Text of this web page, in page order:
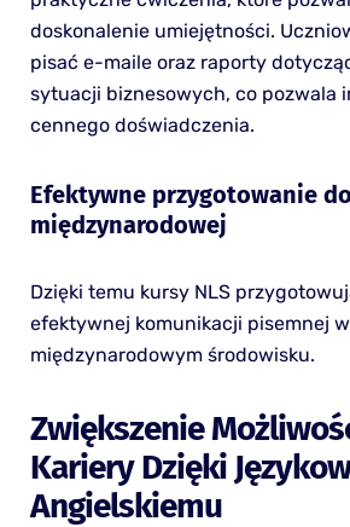
doskonalenie umiejętności.
pisać e-maile oraz raporty
sytuacji biznesowych, co pozwala
cennego doświadczenia.
Efektywne przygotowanie
międzynarodowej
Dzięki temu kursy NLS
efektywnej komunikacji pisemnej w
międzynarodowym środowisku.
Zwiększenie
Kariery Dzięki
Angielskiemu